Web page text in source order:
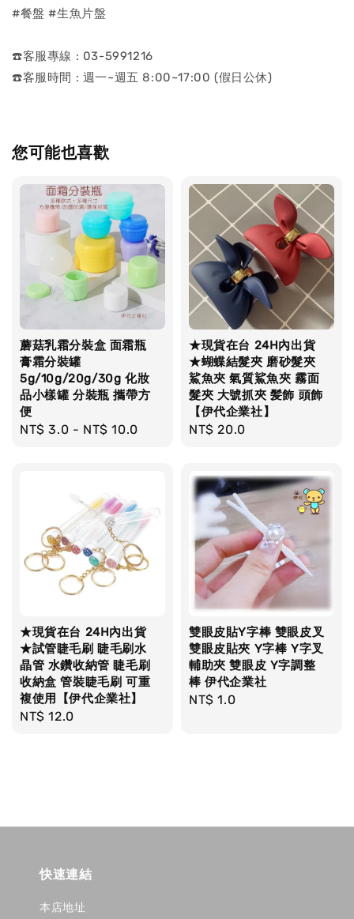
#餐盤 #生魚片盤
☎️客服專線 : 03-5991216
☎️客服時間 : 週一~週五 8:00~17:00 (假日公休)
您可能也喜歡
蘑菇乳霜分裝盒 面霜瓶
膏霜分裝罐
5g/10g/20g/30g 化妝
品小樣罐 分裝瓶 攜帶方
便
Regular
NT$ 3.0 - NT$ 10.0
★現貨在台 24H內出貨
★蝴蝶結髮夾 磨砂髮夾
鯊魚夾 氣質鯊魚夾 霧面
髮夾 大號抓夾 髪飾 頭飾
【伊代企業社】
Regular
NT$ 20.0
★現貨在台 24H內出貨
★試管睫毛刷 睫毛刷水
晶管 水鑽收納管 睫毛刷
收納盒 管裝睫毛刷 可重
複使用【伊代企業社】
Regular
NT$ 12.0
雙眼皮貼Y字棒 雙眼皮叉
雙眼皮貼夾 Y字棒 Y字叉
輔助夾 雙眼皮 Y字調整
棒 伊代企業社
Regular
NT$ 1.0
快速連結
本店地址